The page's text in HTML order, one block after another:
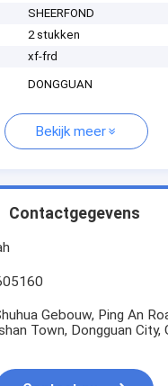
SHEERFOND
2 stukken
xf-frd
DONGGUAN
Bekijk meer
Contactgegevens
Gebouw, Ping An
Town, Dongguan City,